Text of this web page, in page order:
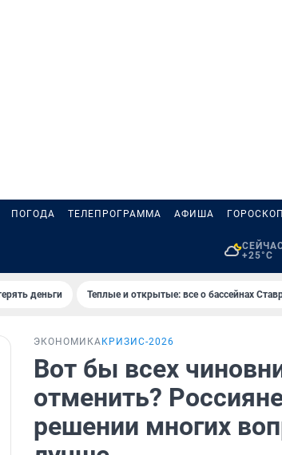
ПОГОДА ТЕЛЕПРОГРАММА АФИША ГОРОСКОП
+25°C
деньги Теплые и открытые: все о бассейнах
ЭКОНОМИКА КРИЗИС-2026
Вот бы всех
отменить?
решении многих